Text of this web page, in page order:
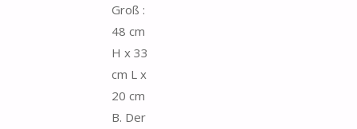
Groß :
48 cm
H x 33
cm L x
20 cm
B. Der